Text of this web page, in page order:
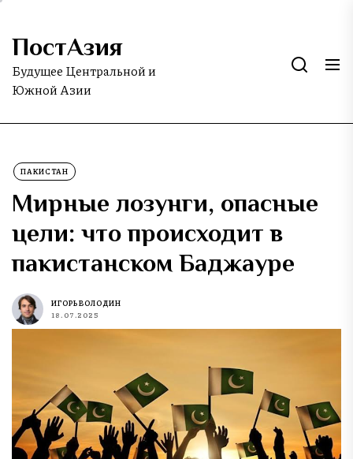
Skip
the
content
ПостАзия
Будущее Центральной и
Южной Азии
ПАКИСТАН
Мирные лозунги, опасные
цели: что происходит в
пакистанском Баджауре
ИГОРЬ ВОЛОДИН
18.07.2025